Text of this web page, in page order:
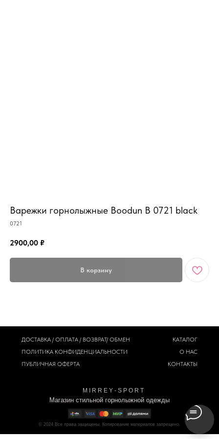
Варежки горнолыжные Boodun В 0721 black
0721
2900,00 ₽
В корзину
M I R R E Y - S P O R T
Магазин стильной горнолыжной одежды
© 2024 Все права защищены. Копирование материалов запрещено.
ДОСТАВКА / ОПЛАТА / ВОЗВРАТ/ ОБМЕН
ПОЛИТИКА КОНФИДЕНЦИАЛЬНОСТИ
ПУБЛИЧНАЯ ОФЕРТА
КАТАЛОГ
О НАС
КОНТАКТЫ